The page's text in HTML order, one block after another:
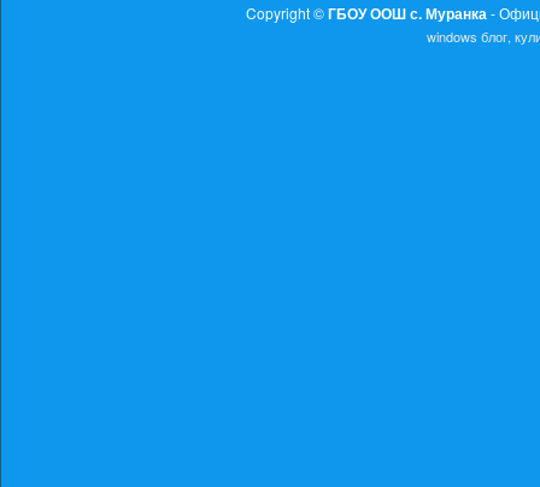
Copyright ©ГБОУ ООШ с. Муранка -
windows блог,